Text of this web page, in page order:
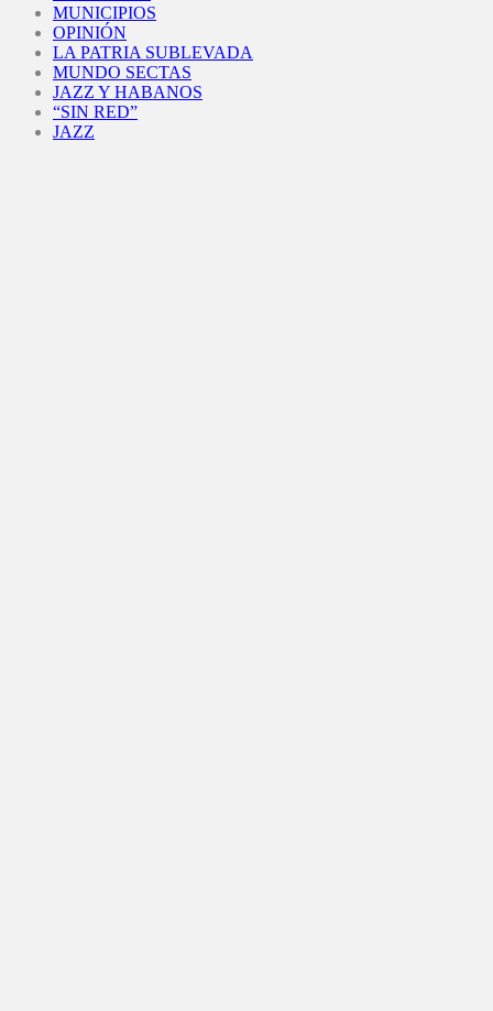
MUNICIPIOS
OPINIÓN
LA PATRIA SUBLEVADA
MUNDO SECTAS
JAZZ Y HABANOS
“SIN RED”
JAZZ